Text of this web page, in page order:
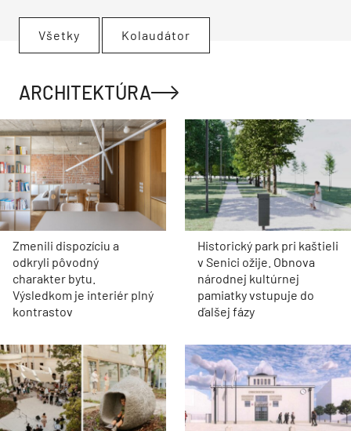
Všetky Kolaudátor
ARCHITEKTÚRA
Zmenili dispozíciu a
odkryli pôvodný
charakter bytu.
Výsledkom je interiér plný
kontrastov
Historický park pri kaštieli
v Senici ožije. Obnova
národnej kultúrnej
pamiatky vstupuje do
ďalšej fázy